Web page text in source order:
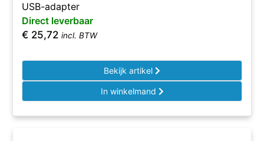
USB-adapter
Direct leverbaar
€ 25,72 incl. BTW
Bekijk artikel
In winkelmand